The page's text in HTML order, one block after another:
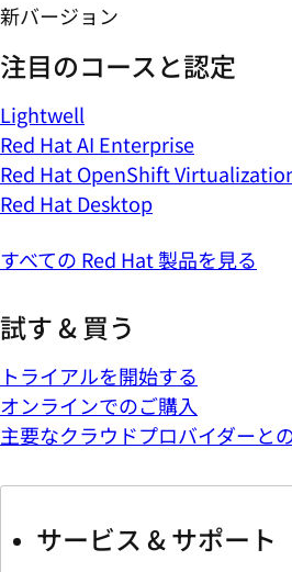
新バージョン
注目のコースと認定
Lightwell
Red Hat AI Enterprise
Red Hat OpenShift
Red Hat Desktop
すべての Red Hat 製品を見る
試す & 買う
トライアルを開始する
オンラインでのご購入
主要なクラウドプロバイダーと
サービス & サポート